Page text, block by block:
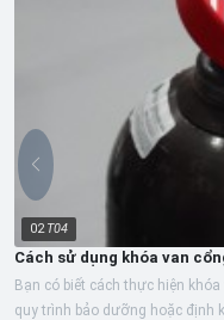
02 T04
Cách sử dụng khóa van
Bạn có biết cách thực hiện
quy trình bảo dưỡng hoặc định